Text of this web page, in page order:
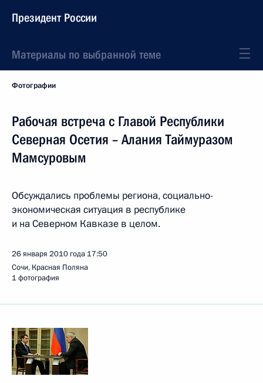
Президент России
Материалы по выбранной теме
Фотографии
Рабочая встреча с Главой Республики
Северная Осетия – Алания Таймуразом
Мамсуровым
Обсуждались проблемы региона, социально-
экономическая ситуация в республике
и на Северном Кавказе в целом.
26 января 2010 года 17:50
Сочи, Красная Поляна
1 фотография